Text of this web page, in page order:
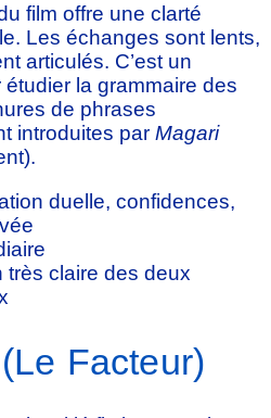
film offre une clarté
Les échanges sont lents,
articulés. C’est un
la grammaire des
de phrases
introduites par Magari
duelle, confidences,
très claire des deux
Facteur)